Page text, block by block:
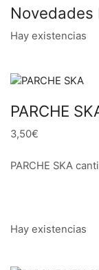
Novedades
Hay existencias
PARCHE
3,50€
PARCHE SKA
Hay existencias